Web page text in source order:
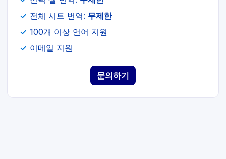
전체 시트 번역: 무제한
100개 이상 언어 지원
이메일 지원
문의하기